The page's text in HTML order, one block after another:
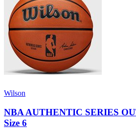
Wilson
NBA AUTHENTIC SERIES
Size 6